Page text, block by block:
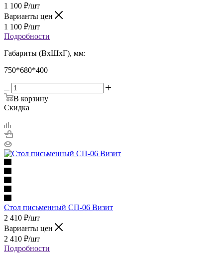
1 100 ₽/шт
Варианты цен
1 100 ₽/шт
Подробности
Габариты (ВхШхГ), мм:
750*680*400
В корзину
Скидка
Стол письменный СП-06 Визит
2 410 ₽/шт
Варианты цен
2 410 ₽/шт
Подробности